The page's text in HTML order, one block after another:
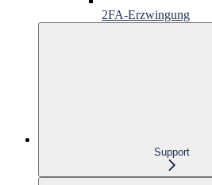
2FA-Erzwingung
Support